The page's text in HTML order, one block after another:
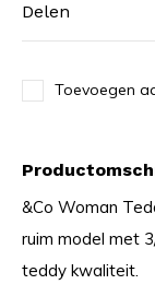
Delen
Toevoegen
&Co Woman
ruim model met
teddy kwaliteit.